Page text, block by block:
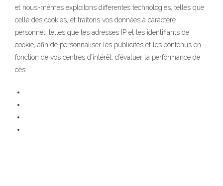
et nous-mêmes exploitons différentes technologies, telles que
celle des cookies, et traitons vos données à caractère
personnel, telles que les adresses IP et les identifiants de
cookie, afin de personnaliser les publicités et les contenus en
fonction de vos centres d’intérêt, d’évaluer la performance de
ces